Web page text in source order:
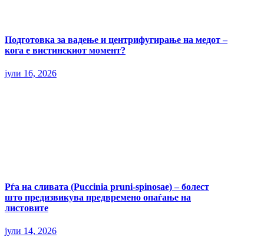
Подготовка за вадење и центрифугирање на медот –
кога е вистинскиот момент?
јули 16, 2026
Рѓа на сливата (Puccinia pruni-spinosae) – болест
што предизвикува предвремено опаѓање на
листовите
јули 14, 2026